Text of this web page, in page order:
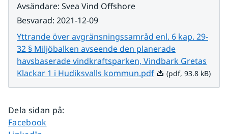
Avsändare: Svea Vind Offshore
Besvarad: 2021-12-09
Yttrande över avgränsningssamråd enl. 6 kap. 29-
32 § Miljöbalken avseende den planerade
havsbaserade vindkraftsparken, Vindbark Gretas
Klackar 1 i Hudiksvalls kommun.pdfPdf, 93.8 kB.
(pdf, 93.8 kB)
Dela sidan på:
Dela sidan på
Facebook